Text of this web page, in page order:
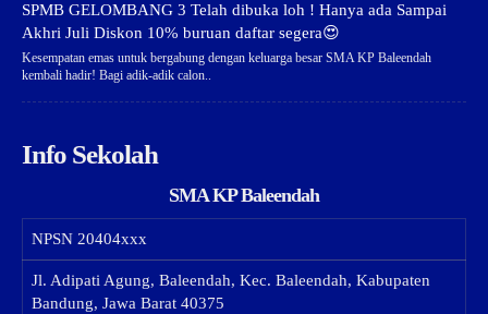
SPMB GELOMBANG 3 Telah dibuka loh ! Hanya ada Sampai
Akhri Juli Diskon 10% buruan daftar segera😍
Kesempatan emas untuk bergabung dengan keluarga besar SMA KP Baleendah
kembali hadir! Bagi adik-adik calon..
Info Sekolah
SMA KP Baleendah
NPSN 20404xxx
Jl. Adipati Agung, Baleendah, Kec. Baleendah, Kabupaten
Bandung, Jawa Barat 40375